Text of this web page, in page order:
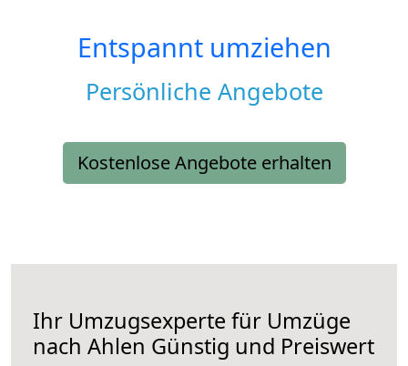
Entspannt umziehen
Persönliche Angebote
Kostenlose Angebote erhalten
Ihr Umzugsexperte für Umzüge
nach Ahlen Günstig und Preiswert